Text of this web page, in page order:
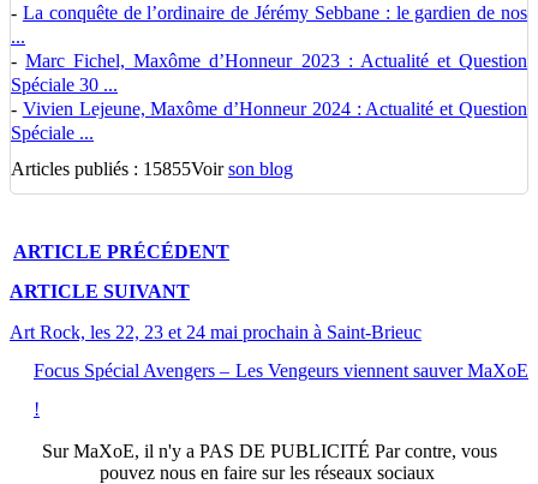
- La conquête de l’ordinaire de Jérémy Sebbane : le gardien de nos
...
-Marc Fichel, Maxôme d’Honneur 2023 : Actualité et Question
Spéciale 30 ...
- Vivien Lejeune, Maxôme d’Honneur 2024 : Actualité et Question
Spéciale ...
Articles publiés : 15855Voirson blog
ARTICLE PRÉCÉDENT
ARTICLE SUIVANT
Art Rock, les 22, 23 et 24 mai prochain à Saint-Brieuc
Focus Spécial Avengers – Les Vengeurs viennent sauver MaXoE
!
SurMaXoE, il n'y a PAS DE PUBLICITÉ Par contre, vous
pouvez nous en faire sur les réseaux sociaux